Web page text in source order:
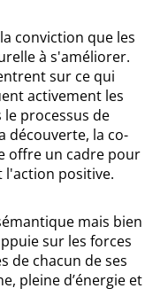
conviction que les
à s'améliorer.
sur ce qui
activement les
processus de
découverte, la co-
offre un cadre pour
l'action positive.
mais bien
sur les forces
de chacun de ses
pleine d’énergie et